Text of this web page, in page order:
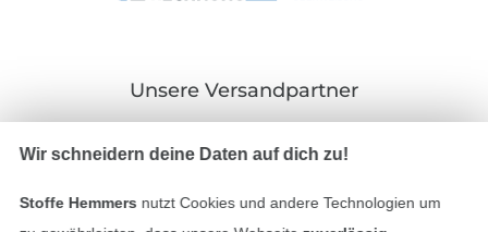
Unsere Versandpartner
Wir schneidern deine Daten auf dich zu!
Stoffe Hemmers nutzt Cookies und andere Technologien um